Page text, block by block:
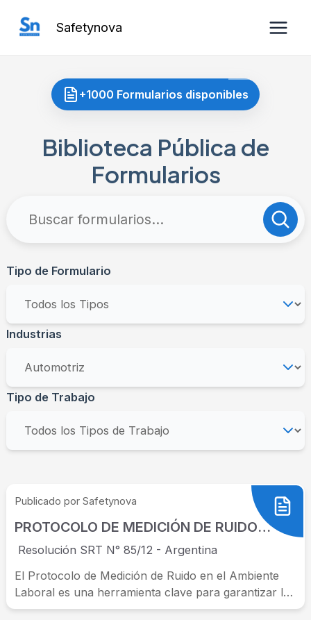
Safetynova
+1000 Formularios disponibles
Biblioteca Pública de
Formularios
Tipo de Formulario
Industrias
Tipo de Trabajo
Publicado por Safetynova
PROTOCOLO DE MEDICIÓN DE RUIDO EN EL AMBIENTE LABORAL
Resolución SRT N° 85/12 - Argentina
El Protocolo de Medición de Ruido en el Ambiente
Laboral es una herramienta clave para garantizar la
salud y el...